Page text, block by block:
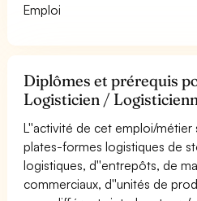
Emploi
Diplômes et prérequis
Logisticien /
L''activité de cet emploi/métier
plates-formes logistiques de
logistiques, d''entrepôts, de
commerciaux, d''unités de